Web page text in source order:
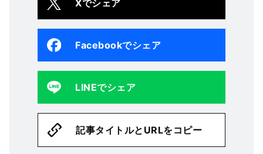
Xでシェア
Facebookでシェア
LINEでシェア
記事タイトルとURLをコピー